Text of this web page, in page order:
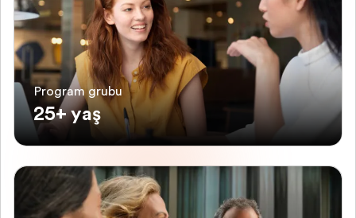
Program grubu
25+ yaş